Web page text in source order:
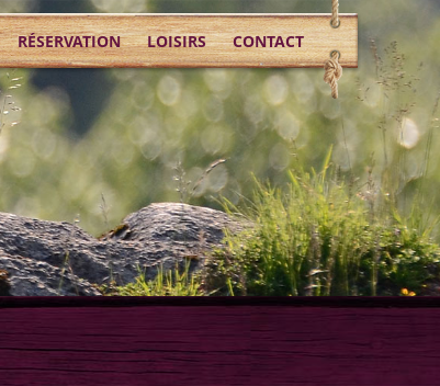
RÉSERVATION LOISIRS CONTACT